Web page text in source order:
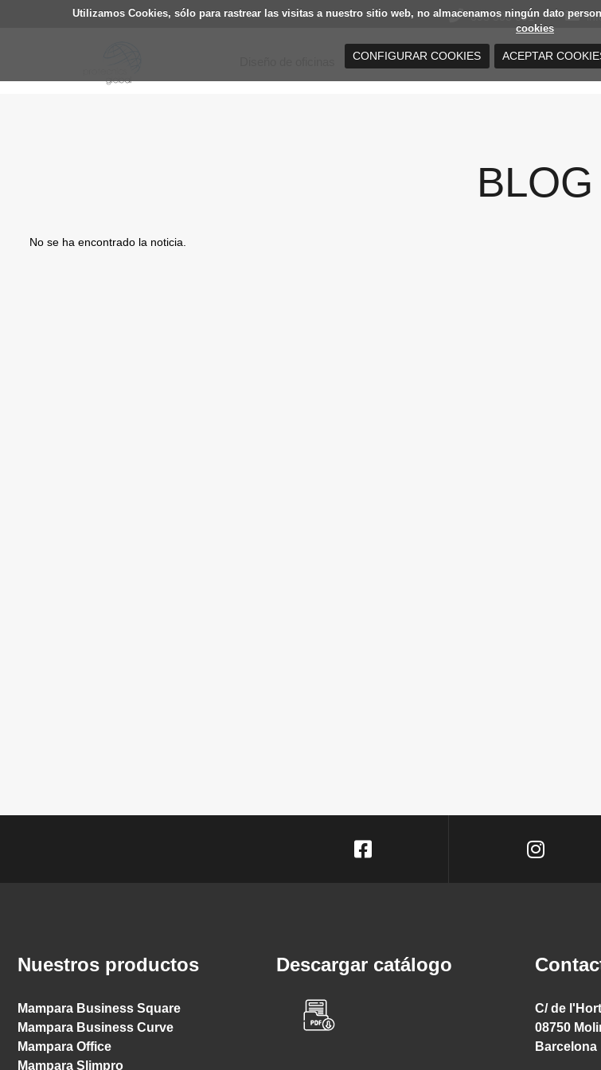
Utilizamos Cookies, sólo para rastrear las visitas a nuestro sitio web, no almacenamos ningún dato
cookies
CONFIGURAR COOKIES ACEPTAR
693 503 691
Mamparas de oficina Distribuidores de
BLOG
No se ha encontrado la noticia.
Nuestros productos
Mampara Business Square
Mampara Business Curve
Mampara Office
Mampara Slimpro
Descargar catálogo
C/ de
08750
Barcelona